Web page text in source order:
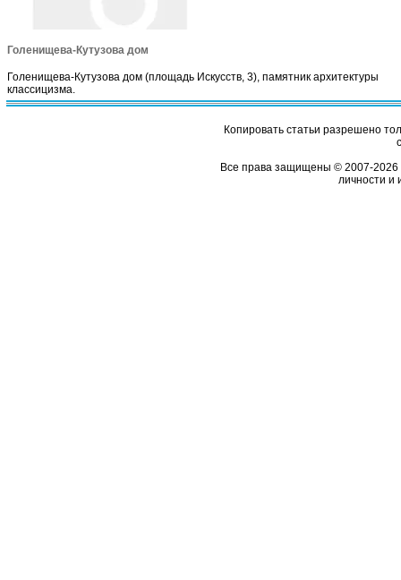
Голенищева-Кутузова дом
Голенищева-Кутузова дом (площадь Искусств, 3), памятник архитектуры
классицизма.
Копировать статьи разрешено
Все права защищены © 2007-2026
личности и